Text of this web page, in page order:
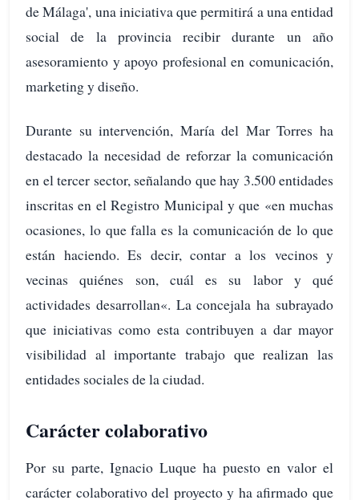
de Málaga', una iniciativa que permitirá a una entidad
social de la provincia recibir durante un año
asesoramiento y apoyo profesional en comunicación,
marketing y diseño.
Durante su intervención, María del Mar Torres ha
destacado la necesidad de reforzar la comunicación
en el tercer sector, señalando que hay 3.500 entidades
inscritas en el Registro Municipal y que «en muchas
ocasiones, lo que falla es la comunicación de lo que
están haciendo. Es decir, contar a los vecinos y
vecinas quiénes son, cuál es su labor y qué
actividades desarrollan«. La concejala ha subrayado
que iniciativas como esta contribuyen a dar mayor
visibilidad al importante trabajo que realizan las
entidades sociales de la ciudad.
Carácter colaborativo
Por su parte, Ignacio Luque ha puesto en valor el
carácter colaborativo del proyecto y ha afirmado que